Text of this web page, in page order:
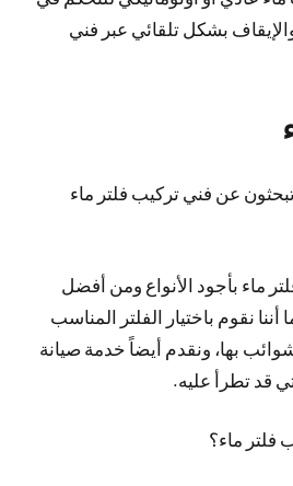
بشكل تلقائي عبر فني
عن فني تركيب فلتر ماء
ماء بأجود الأنواع ومن أفضل
نقوم باختيار الفلتر المناسب
بها، ونقدم أيضاً خدمة صيانة
قد تطرأ عليه.
فلتر ماء؟